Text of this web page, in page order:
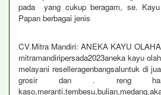
pada yang cukup beragam, se.
Papan berbagai jenis
CV.Mitra Mandiri: ANEKA KAYU
mitramandiripersada2023aneka kayu
melayani reselleragenbangsaluntuk di
grosir dan . reng